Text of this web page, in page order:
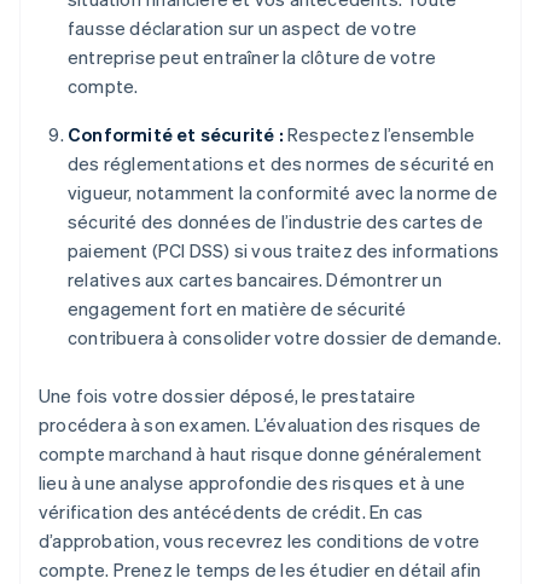
fausse déclaration sur un aspect de votre
entreprise peut entraîner la clôture de votre
compte.
Conformité et sécurité : Respectez l’ensemble
des réglementations et des normes de sécurité en
vigueur, notamment la conformité avec la norme de
sécurité des données de l’industrie des cartes de
paiement (PCI DSS) si vous traitez des informations
relatives aux cartes bancaires. Démontrer un
engagement fort en matière de sécurité
contribuera à consolider votre dossier de demande.
Une fois votre dossier déposé, le prestataire
procédera à son examen. L’évaluation des risques de
compte marchand à haut risque donne généralement
lieu à une analyse approfondie des risques et à une
vérification des antécédents de crédit. En cas
d’approbation, vous recevrez les conditions de votre
compte. Prenez le temps de les étudier en détail afin